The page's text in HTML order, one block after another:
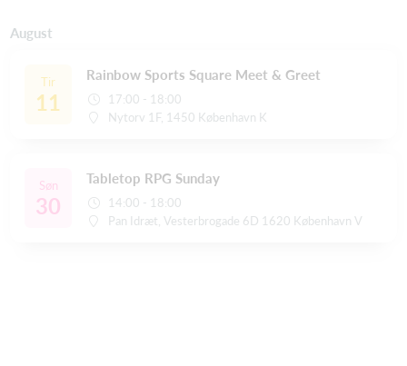
August
Tir
11
Rainbow Sports Square Meet & Greet
17:00 - 18:00
Nytorv 1F, 1450 København K
Søn
30
Tabletop RPG Sunday
14:00 - 18:00
Pan Idræt, Vesterbrogade 6D 1620 København V